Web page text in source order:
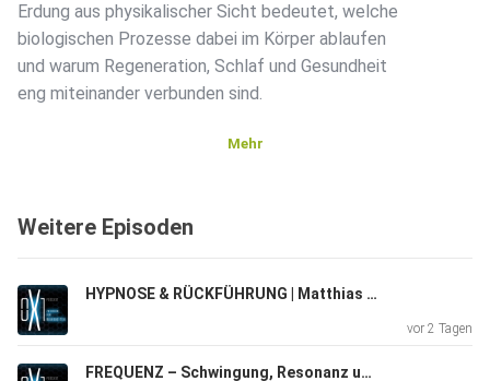
Erdung aus physikalischer Sicht bedeutet, welche
biologischen Prozesse dabei im Körper ablaufen
und warum Regeneration, Schlaf und Gesundheit
eng miteinander verbunden sind.
der natürlichen Verbindung zur Erde trennen – und welche
Entzündungen und Schlafqualität haben kann.
Neben wissenschaftlichen Erkenntnissen teilt Thomas
Mehr
Weitere Episoden
HYPNOSE & RÜCKFÜHRUNG | Matthias Köck im Talk | 0X1 Podcast Eps.13
vor 2 Tagen
FREQUENZ – Schwingung, Resonanz und die unsichtbare Energie des Körpers | Thomas Künne | 0X1 Podcast